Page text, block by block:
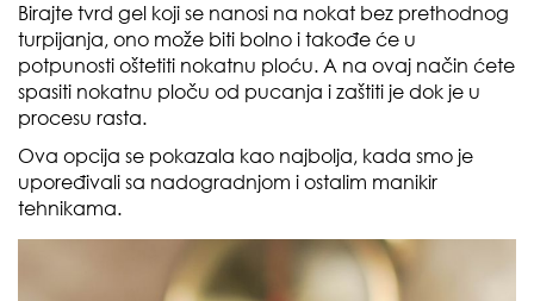
Birajte tvrd gel koji se nanosi na nokat bez prethodnog
turpijanja, ono može biti bolno i takođe će u
potpunosti oštetiti nokatnu ploću. A na ovaj način ćete
spasiti nokatnu ploču od pucanja i zaštiti je dok je u
procesu rasta.
Ova opcija se pokazala kao najbolja, kada smo je
upoređivali sa nadogradnjom i ostalim manikir
tehnikama.